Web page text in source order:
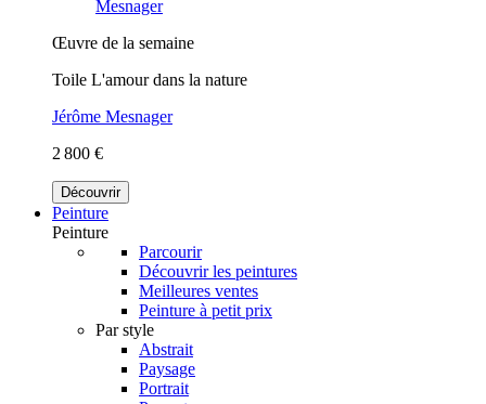
Œuvre de la semaine
Toile L'amour dans la nature
Jérôme Mesnager
2 800 €
Découvrir
Peinture
Peinture
Parcourir
Découvrir les peintures
Meilleures ventes
Peinture à petit prix
Par style
Abstrait
Paysage
Portrait